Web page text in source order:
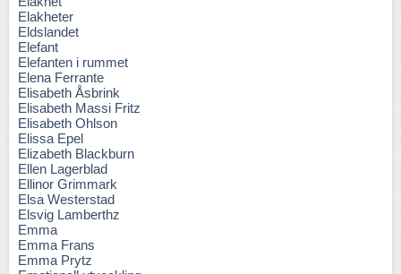
Elakheter
Eldslandet
Elefant
Elefanten i rummet
Elena Ferrante
Elisabeth Åsbrink
Elisabeth Massi Fritz
Elisabeth Ohlson
Elissa Epel
Elizabeth Blackburn
Ellen Lagerblad
Ellinor Grimmark
Elsa Westerstad
Elsvig Lamberthz
Emma
Emma Frans
Emma Prytz